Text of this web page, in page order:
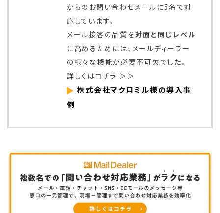
からのお問い合わせメールに5名で対
応しています。
メール接客の品質を対面と同じレベル
に高めるためには、メールディーラー
の様々な機能が必要不可欠でした。
詳しくはコチラ ＞＞
株式会社マクロミル様の導入事
例